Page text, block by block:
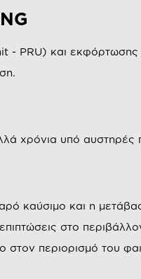
PRU) και εκφόρτωσης
χρόνια υπό
καύσιμο και η
στο
περιορισμό του